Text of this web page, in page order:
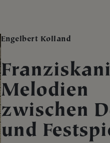
Engelbert Kolland
Melodien
zwischen
und